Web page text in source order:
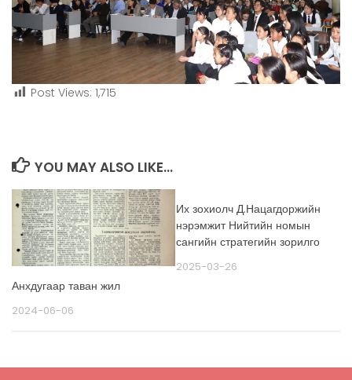
Post Views: 1,715
YOU MAY ALSO LIKE...
Анхдугаар таван жил
2024-06-06
Их зохиолч Д.Нацагдоржийн
нэрэмжит Нийтийн номын
сангийн стратегийн зорилго
2025-03-26